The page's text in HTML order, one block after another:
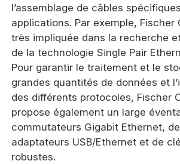
l’assemblage de câbles
applications. Par exemple, Fischer
très impliquée dans la recherche
de la technologie Single Pair
Pour garantir le traitement et le
grandes quantités de données et
des différents protocoles, Fischer
propose également un large
commutateurs Gigabit Ethernet,
adaptateurs USB/Ethernet et de
robustes.